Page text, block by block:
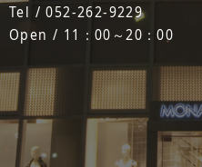
Tel / 052-262-9229
Open / 11：00～20：00